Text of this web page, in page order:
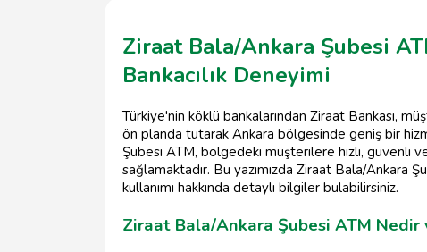
Ziraat Bala/Ankara Şubesi
Bankacılık Deneyimi
Türkiye'nin köklü bankalarından Ziraat Bankası,
ön planda tutarak Ankara bölgesinde geniş bir
Şubesi ATM, bölgedeki müşterilere hızlı, güvenli
sağlamaktadır. Bu yazımızda Ziraat Bala/Ankara
kullanımı hakkında detaylı bilgiler bulabilirsiniz.
Ziraat Bala/Ankara Şubesi ATM Nedir